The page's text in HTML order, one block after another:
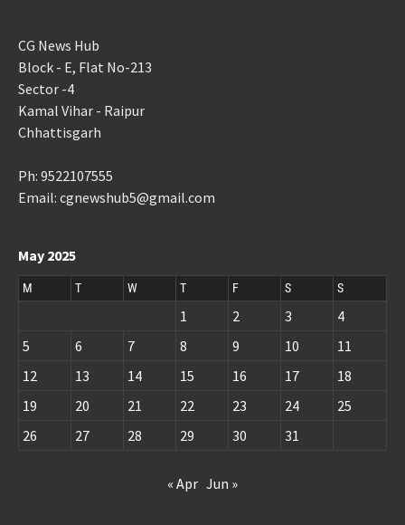
CG News Hub
Block - E, Flat No-213
Sector -4
Kamal Vihar - Raipur
Chhattisgarh
Ph: 9522107555
Email: cgnewshub5@gmail.com
May 2025
M T W T F S S
1 2 3
4
5
6 7 8 9 10
11
12
13 14 15 16 17
18
19
20 21 22 23 24
25
26
27 28 29 30 31
« Apr Jun »